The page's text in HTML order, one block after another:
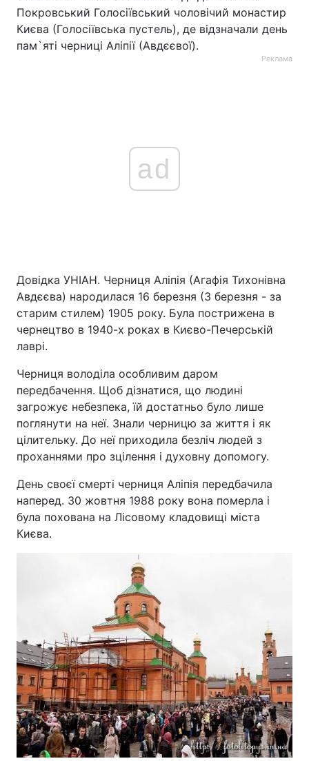
Покровський Голосіївський чоловічий монастир
Києва (Голосіївська пустель), де відзначали день
пам`яті черниці Аліпії (Авдєєвої).
Реклама
ad
Довідка УНІАН. Черниця Аліпія (Агафія Тихонівна
Авдєєва) народилася 16 березня (3 березня - за
старим стилем) 1905 року. Була пострижена в
чернецтво в 1940-х роках в Києво-Печерській
лаврі.
Черниця володіла особливим даром
передбачення. Щоб дізнатися, що людині
загрожує небезпека, їй достатньо було лише
поглянути на неї. Знали черницю за життя і як
цілительку. До неї приходила безліч людей з
проханнями про зцілення і духовну допомогу.
День своєї смерті черниця Аліпія передбачила
наперед. 30 жовтня 1988 року вона померла і
була похована на Лісовому кладовищі міста
Києва.